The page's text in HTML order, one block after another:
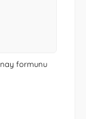
formunu